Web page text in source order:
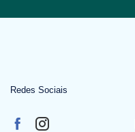
Redes Sociais